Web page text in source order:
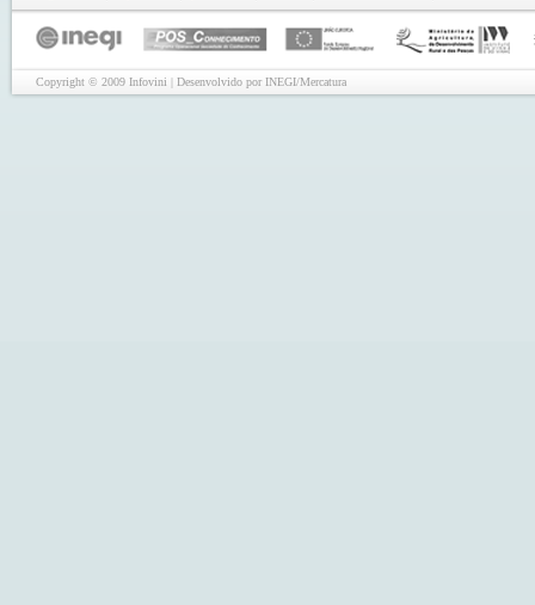
Copyright © 2009 Infovini | Desenvolvido por INEGI/Mercatura